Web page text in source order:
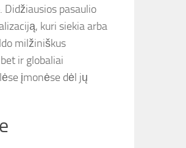
pasaulio
kuri siekia arba
milžiniškus
ir globaliai
įmonėse dėl jų